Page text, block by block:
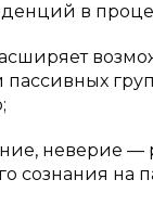
в
неверие
сознания на